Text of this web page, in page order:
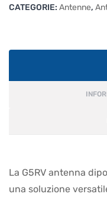
balun
CATEGORIE: Antenne,
La G5RV antenna
una soluzione